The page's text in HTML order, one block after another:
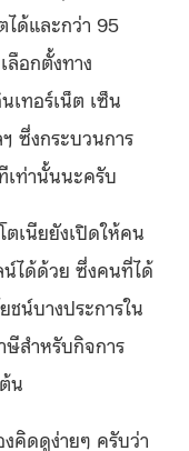
ได้และกว่า 95
ลือกตั้งทาง
เทอร์เน็ต เซ็น
ซึ่งกระบวนการ
เท่านั้นนะครับ
เนียยังเปิดให้คน
ได้ด้วย ซึ่งคนที่ได้
น์บางประการใน
ษีสำหรับกิจการ
น
คิดดูง่ายๆ ครับว่า